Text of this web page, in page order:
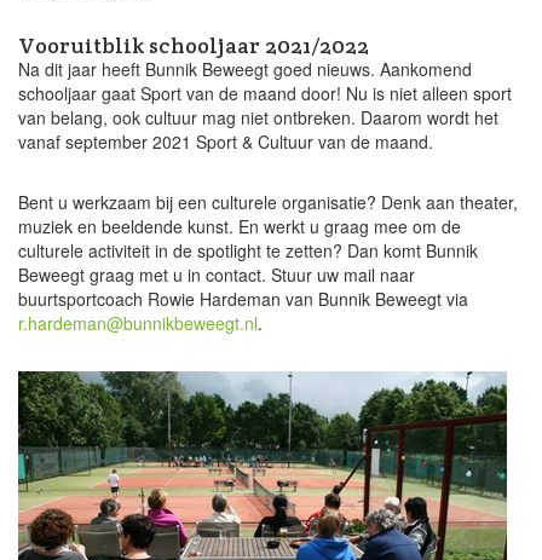
Vooruitblik schooljaar 2021/2022
Na dit jaar heeft Bunnik Beweegt goed nieuws. Aankomend
schooljaar gaat Sport van de maand door! Nu is niet alleen sport
van belang, ook cultuur mag niet ontbreken. Daarom wordt het
vanaf september 2021 Sport & Cultuur van de maand.
Bent u werkzaam bij een culturele organisatie? Denk aan theater,
muziek en beeldende kunst. En werkt u graag mee om de
culturele activiteit in de spotlight te zetten? Dan komt Bunnik
Beweegt graag met u in contact. Stuur uw mail naar
buurtsportcoach Rowie Hardeman van Bunnik Beweegt via
r.hardeman@bunnikbeweegt.nl.